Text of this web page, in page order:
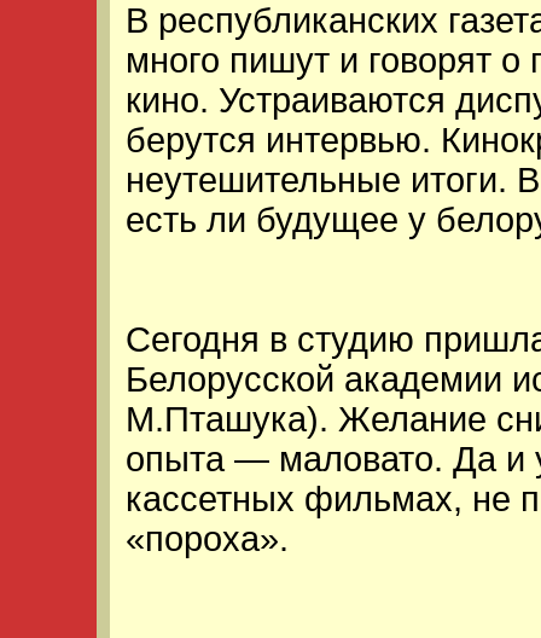
В республиканских
много пишут и говорят
кино. Устраиваются
берутся интервью.
неутешительные итоги.
есть ли будущее у
Сегодня в студию
Белорусской академии
М.Пташука). Желание
опыта — маловато. Да и
кассетных фильмах, не
«пороха».